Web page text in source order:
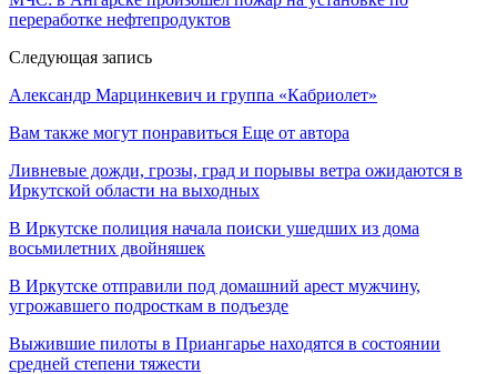
переработке нефтепродуктов
Следующая запись
Александр Марцинкевич и группа «Кабриолет»
Вам также могут понравиться Еще от автора
Ливневые дожди, грозы, град и порывы ветра ожидаются в
Иркутской области на выходных
В Иркутске полиция начала поиски ушедших из дома
восьмилетних двойняшек
В Иркутске отправили под домашний арест мужчину,
угрожавшего подросткам в подъезде
Выжившие пилоты в Приангарье находятся в состоянии
средней степени тяжести